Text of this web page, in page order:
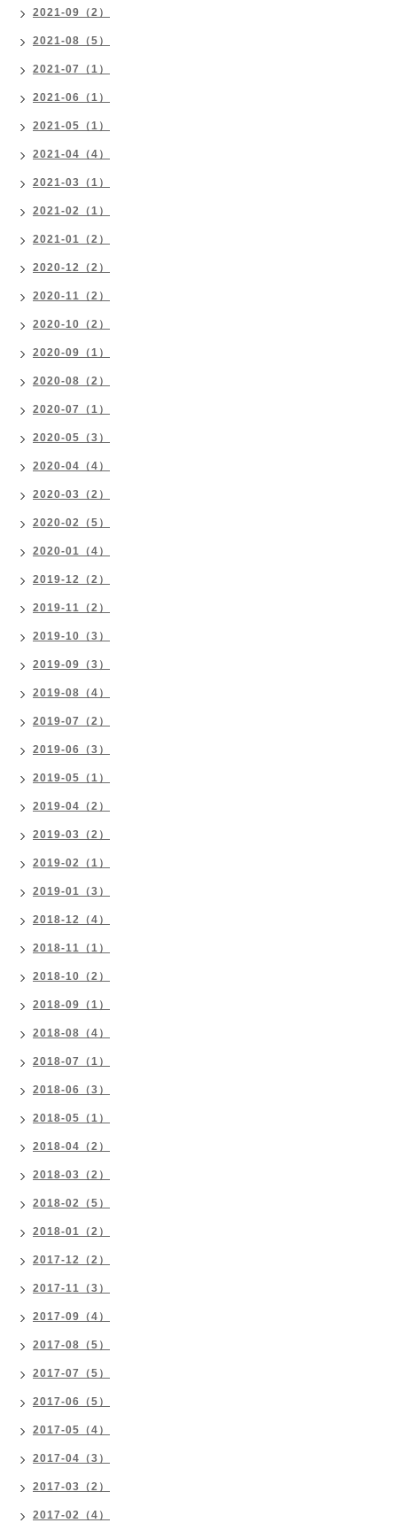
2021-09（2）
2021-08（5）
2021-07（1）
2021-06（1）
2021-05（1）
2021-04（4）
2021-03（1）
2021-02（1）
2021-01（2）
2020-12（2）
2020-11（2）
2020-10（2）
2020-09（1）
2020-08（2）
2020-07（1）
2020-05（3）
2020-04（4）
2020-03（2）
2020-02（5）
2020-01（4）
2019-12（2）
2019-11（2）
2019-10（3）
2019-09（3）
2019-08（4）
2019-07（2）
2019-06（3）
2019-05（1）
2019-04（2）
2019-03（2）
2019-02（1）
2019-01（3）
2018-12（4）
2018-11（1）
2018-10（2）
2018-09（1）
2018-08（4）
2018-07（1）
2018-06（3）
2018-05（1）
2018-04（2）
2018-03（2）
2018-02（5）
2018-01（2）
2017-12（2）
2017-11（3）
2017-09（4）
2017-08（5）
2017-07（5）
2017-06（5）
2017-05（4）
2017-04（3）
2017-03（2）
2017-02（4）